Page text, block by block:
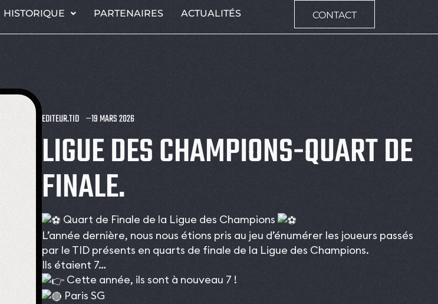
HISTORIQUE PARTENAIRES ACTUALITÉS CONTACT
EDITEUR.TID 19 MARS 2026
LIGUE DES CHAMPIONS-QUART DE
FINALE.
Quart de Finale de la Ligue des Champions
L’année dernière, nous nous étions pris au jeu d’énumérer les joueurs passés
par le TID présents en quarts de finale de la Ligue des Champions.
Ils étaient 7…
Cette année, ils sont à nouveau 7 !
Paris SG